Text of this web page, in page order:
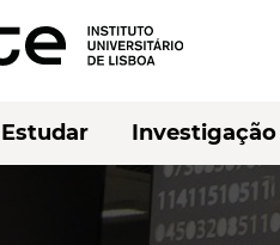
Estudar Investigação